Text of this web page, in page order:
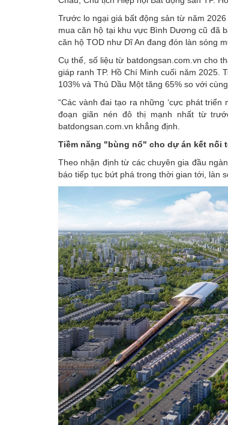
Trước lo ngại giá bất động sản từ năm
mua căn hộ tại khu vực Bình Dương cũ đã
căn hộ TOD như Dĩ An đang đón làn sóng
Cụ thể, số liệu từ batdongsan.com.vn cho
giáp ranh TP. Hồ Chí Minh cuối năm 2025.
103% và Thủ Dầu Một tăng 65% so với
“Các vành đai tạo ra những ‘cực phát
đoạn giãn nén đô thị mạnh nhất từ
batdongsan.com.vn khẳng định.
Tiềm năng "bùng nổ" cho dự án kết nối
Theo nhận định từ các chuyên gia đầu
báo tiếp tục bứt phá trong thời gian tới, làn